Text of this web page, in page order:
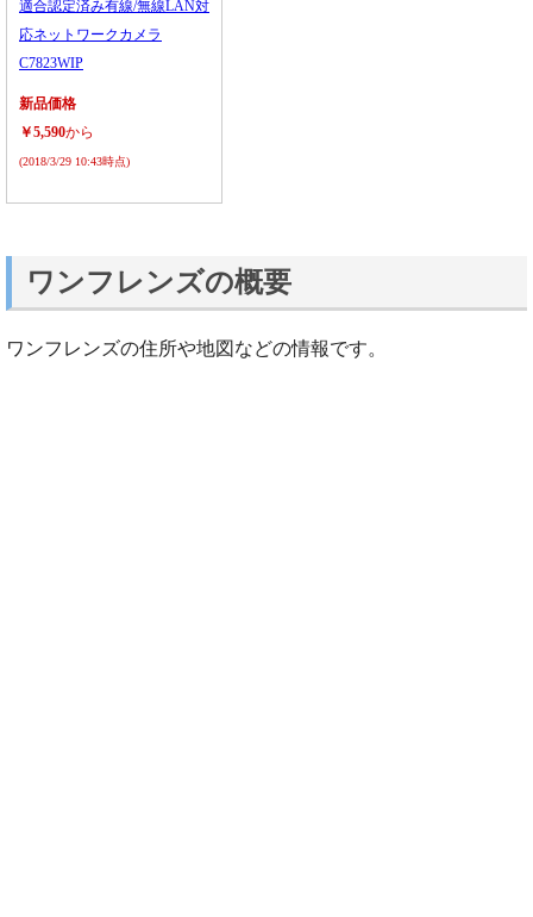
適合認定済み有線/無線LAN対
応ネットワークカメラ
C7823WIP
新品価格
￥5,590から
(2018/3/29 10:43時点)
ワンフレンズの概要
ワンフレンズの住所や地図などの情報です。